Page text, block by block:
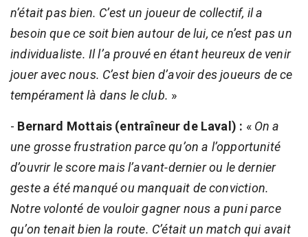
n’était pas bien. C’est un joueur de collectif, il a
besoin que ce soit bien autour de lui, ce n’est pas un
individualiste. Il l’a prouvé en étant heureux de venir
jouer avec nous. C’est bien d’avoir des joueurs de ce
tempérament là dans le club. »
- Bernard Mottais (entraîneur de Laval) : « On a
une grosse frustration parce qu’on a l’opportunité
d’ouvrir le score mais l’avant-dernier ou le dernier
geste a été manqué ou manquait de conviction.
Notre volonté de vouloir gagner nous a puni parce
qu’on tenait bien la route. C’était un match qui avait